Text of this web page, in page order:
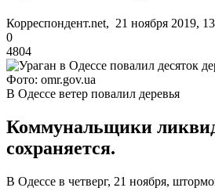
Корреспондент.net, 21 ноября 2019,
0
4804
Фото: omr.gov.ua
В Одессе ветер повалил деревья
Коммунальщики
сохраняется.
В Одессе в четверг, 21 ноября,